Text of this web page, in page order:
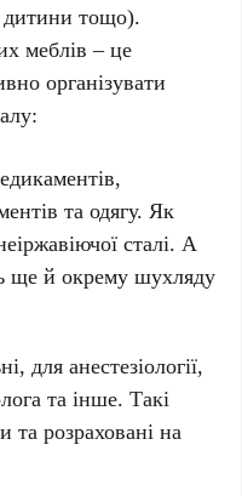
дитини тощо).
меблів – це
організувати
та одягу. Як
сталі. А
ще й окрему шухляду
для анестезіології,
та інше. Такі
розраховані на